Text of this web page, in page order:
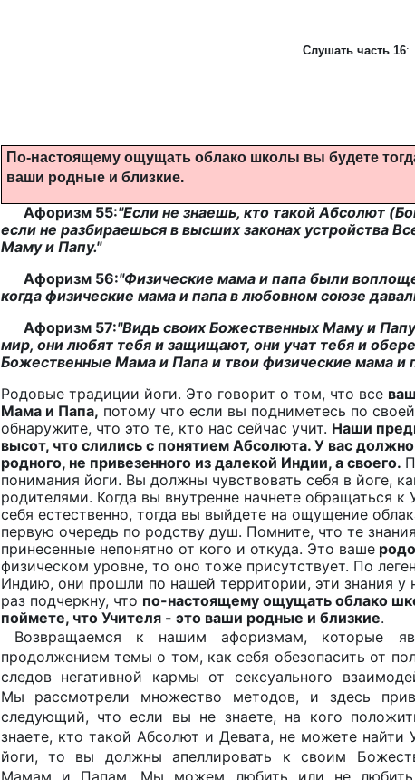
Слушать часть 16:
По-настоящему ощущать облако школы вы будете
ваши родные и близкие.
Афоризм 55:"Если не знаешь, кто такой Абсолют
если не разбираешься в высших законах устройства
Маму и Папу."
Афоризм 56:"Физические мама и папа были
когда физические мама и папа в любовном союзе
Афоризм 57:"Видь своих Божественных Маму и
мир, они любят тебя и защищают, они учат тебя и
Божественные Мама и Папа и твои физические мама и
Родовые традиции йоги. Это говорит о том, что все
Мама и Папа, потому что если вы подниметесь по
обнаружите, что это те, кто нас сейчас учит. Наши
высот, что слились с понятием Абсолюта. У вас
родного, не привезенного из далекой Индии, а своего.
понимания йоги. Вы должны чувствовать себя в йоге,
родителями. Когда вы внутренне начнете обращаться
себя естественно, тогда вы выйдете на ощущение
первую очередь по родству душ. Помните, что те
принесенные непонятно от кого и откуда. Это ваше
физическом уровне, то оно тоже присутствует. По
Индию, они прошли по нашей территории, эти знания
раз подчеркну, что по-настоящему ощущать облако
поймете, что Учителя - это ваши родные и близкие.
Возвращаемся к нашим афоризмам, которые
продолжением темы о том, как себя обезопасить от
следов негативной кармы от сексуального
Мы рассмотрели множество методов, и здесь
следующий, что если вы не знаете, на кого
знаете, кто такой Абсолют и Девата, не можете найти
йоги, то вы должны апеллировать к своим